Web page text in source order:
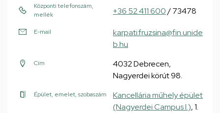
Központi telefonszám,
mellék
+36 52 411 600/ 73478
E-mail
karpati.fruzsina@fin.unide
b.hu
Cím
4032 Debrecen,
Nagyerdei körút 98.
Épület, emelet, szobaszám
Kancellária műhely épület
(Nagyerdei Campus I.), 1.